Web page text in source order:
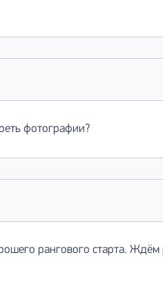
фотографии?
рангового старта.